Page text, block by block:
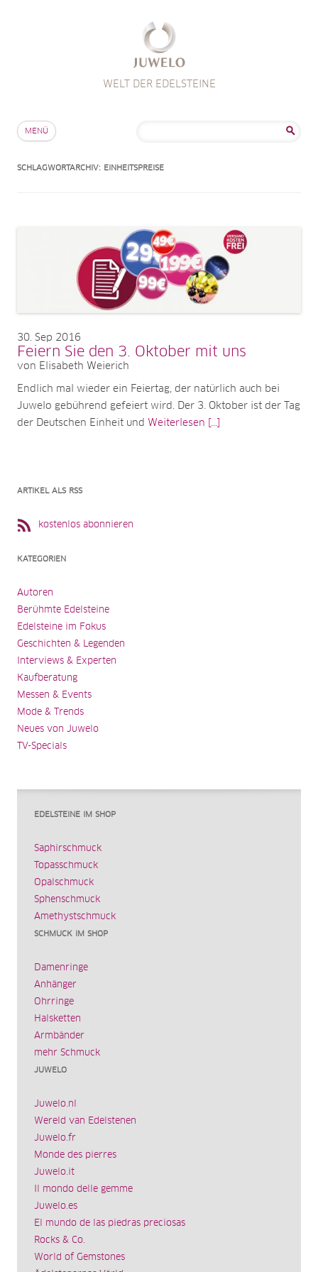
WELT DER EDELSTEINE
MENÜ
SCHLAGWORTARCHIV: EINHEITSPREISE
30 Sep 2016
Feiern Sie den 3. Oktober mit uns
von Elisabeth Weierich
Endlich mal wieder ein Feiertag, der natürlich auch bei
Juwelo gebührend gefeiert wird. Der 3. Oktober ist der Tag
der Deutschen Einheit und Weiterlesen [...]
ARTIKEL ALS RSS
kostenlos abonnieren
KATEGORIEN
Autoren
Berühmte Edelsteine
Edelsteine im Fokus
Geschichten & Legenden
Interviews & Experten
Kaufberatung
Messen & Events
Mode & Trends
Neues von Juwelo
TV-Specials
EDELSTEINE IM SHOP
Saphirschmuck
Topasschmuck
Opalschmuck
Sphenschmuck
Amethystschmuck
SCHMUCK IM SHOP
Damenringe
Anhänger
Ohrringe
Halsketten
Armbänder
mehr Schmuck
JUWELO
Juwelo.nl
Wereld van Edelstenen
Juwelo.fr
Monde des pierres
Juwelo.it
Il mondo delle gemme
Juwelo.es
El mundo de las piedras preciosas
Rocks & Co.
World of Gemstones